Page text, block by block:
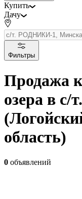
Купить
Дачу
Фильтры
Продажа
озера в
область)
0 объявлений